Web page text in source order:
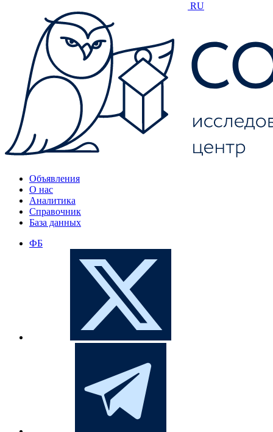
RU
Объявления
О нас
Аналитика
Справочник
База данных
ФБ